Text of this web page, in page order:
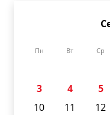
Пн Вт Ср
3
4 5
10
11 12